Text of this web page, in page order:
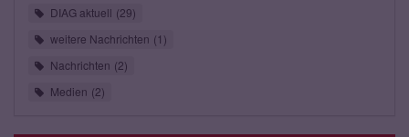
DIAG aktuell 29
weitere Nachrichten
1
Nachrichten 2
Medien 2